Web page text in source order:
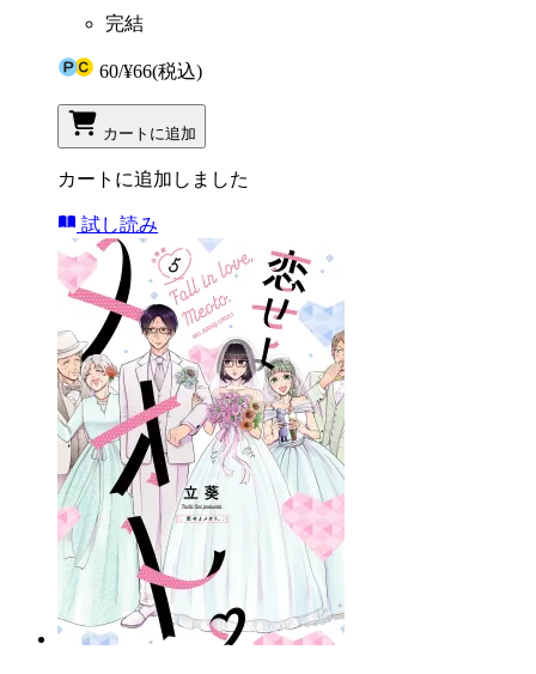
完結
60/¥66(税込)
カートに追加
カートに追加しました
試し読み